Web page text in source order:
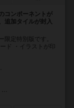
コンポーネントが
追加タイルが封入
定特別版です。
ド ・イラストが印